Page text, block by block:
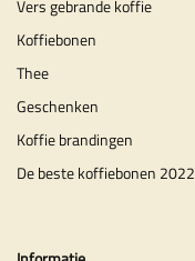
Vers gebrande koffie
Koffiebonen
Thee
Geschenken
Koffie brandingen
De beste koffiebonen 2022